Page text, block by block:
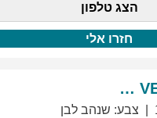
הצג טלפון
חזרו אלי
GIULIETTA
צבע: שנהב לבן